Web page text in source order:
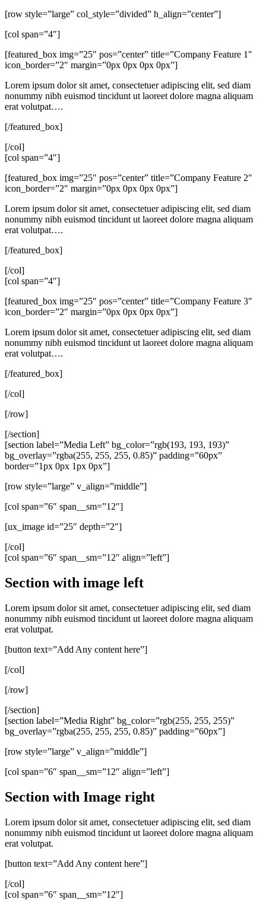
[row style=”large” col_style=”divided” h_align=”center”]
[col span=”4″]
[featured_box img=”25″ pos=”center” title=”Company Feature 1″
icon_border=”2″ margin=”0px 0px 0px 0px”]
Lorem ipsum dolor sit amet, consectetuer adipiscing elit, sed diam
nonummy nibh euismod tincidunt ut laoreet dolore magna aliquam
erat volutpat….
[/featured_box]
[/col]
[col span=”4″]
[featured_box img=”25″ pos=”center” title=”Company Feature 2″
icon_border=”2″ margin=”0px 0px 0px 0px”]
Lorem ipsum dolor sit amet, consectetuer adipiscing elit, sed diam
nonummy nibh euismod tincidunt ut laoreet dolore magna aliquam
erat volutpat….
[/featured_box]
[/col]
[col span=”4″]
[featured_box img=”25″ pos=”center” title=”Company Feature 3″
icon_border=”2″ margin=”0px 0px 0px 0px”]
Lorem ipsum dolor sit amet, consectetuer adipiscing elit, sed diam
nonummy nibh euismod tincidunt ut laoreet dolore magna aliquam
erat volutpat….
[/featured_box]
[/col]
[/row]
[/section]
[section label=”Media Left” bg_color=”rgb(193, 193, 193)”
bg_overlay=”rgba(255, 255, 255, 0.85)” padding=”60px”
border=”1px 0px 1px 0px”]
[row style=”large” v_align=”middle”]
[col span=”6″ span__sm=”12″]
[ux_image id=”25″ depth=”2″]
[/col]
[col span=”6″ span__sm=”12″ align=”left”]
Section with image left
Lorem ipsum dolor sit amet, consectetuer adipiscing elit, sed diam
nonummy nibh euismod tincidunt ut laoreet dolore magna aliquam
erat volutpat.
[button text=”Add Any content here”]
[/col]
[/row]
[/section]
[section label=”Media Right” bg_color=”rgb(255, 255, 255)”
bg_overlay=”rgba(255, 255, 255, 0.85)” padding=”60px”]
[row style=”large” v_align=”middle”]
[col span=”6″ span__sm=”12″ align=”left”]
Section with Image right
Lorem ipsum dolor sit amet, consectetuer adipiscing elit, sed diam
nonummy nibh euismod tincidunt ut laoreet dolore magna aliquam
erat volutpat.
[button text=”Add Any content here”]
[/col]
[col span=”6″ span__sm=”12″]